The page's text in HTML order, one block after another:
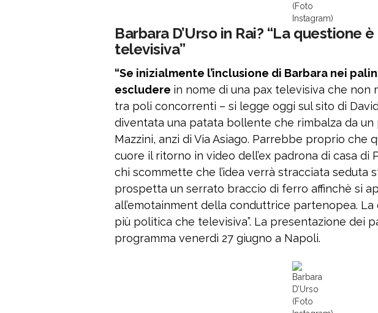
(Foto
Instagram)
Barbara D’Urso in Rai? “La questione
televisiva”
“Se inizialmente l’inclusione di Barbara nei
escludere in nome di una pax televisiva che non
tra poli concorrenti – si legge oggi sul sito di
diventata una patata bollente che rimbalza da un
Mazzini, anzi di Via Asiago. Parrebbe proprio che
cuore il ritorno in video dell’ex padrona di casa di
chi scommette che l’idea verrà stracciata seduta
prospetta un serrato braccio di ferro affinchè si
all’emotainment della conduttrice partenopea.
più politica che televisiva”. La presentazione dei
programma venerdì 27 giugno a Napoli.
Barbara
D’Urso
(Foto